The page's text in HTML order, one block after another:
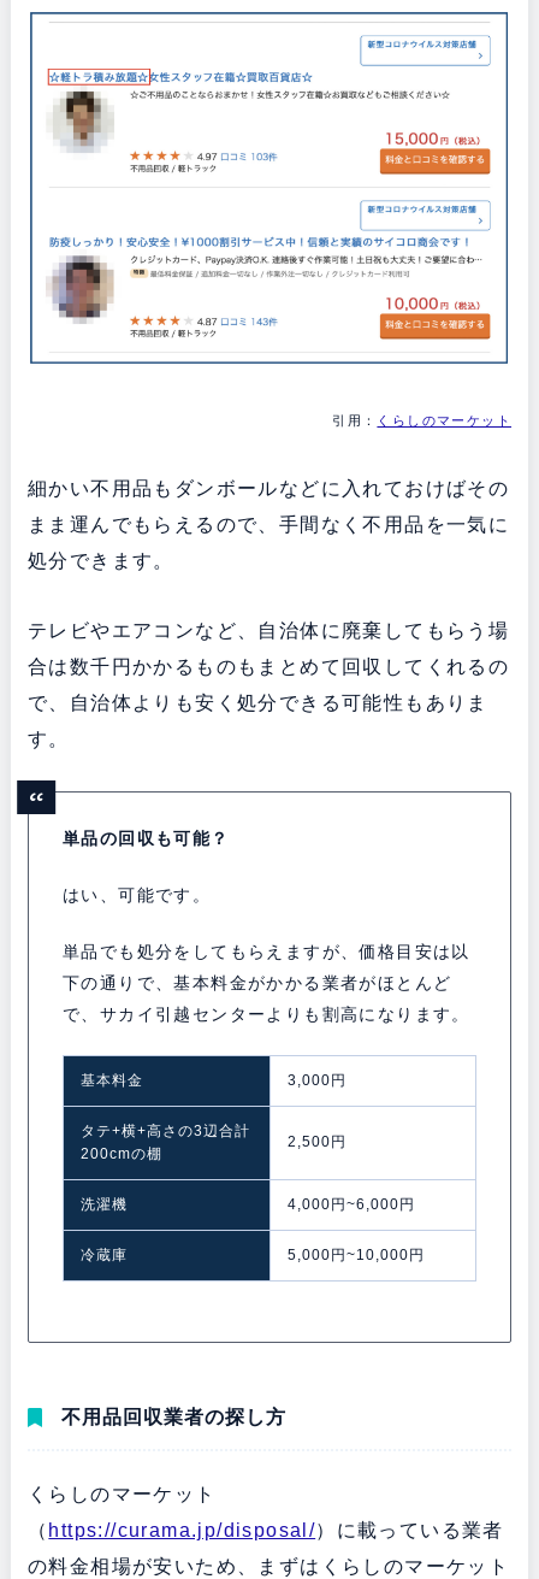
引用： くらしのマーケット
細かい不用品もダンボールなどに入れておけばその
まま運んでもらえるので、手間なく不用品を一気に
処分できます。
テレビやエアコンなど、自治体に廃棄してもらう場
合は数千円かかるものもまとめて回収してくれるの
で、自治体よりも安く処分できる可能性もありま
す。
単品の回収も可能？
はい、可能です。
単品でも処分をしてもらえますが、価格目安は以
下の通りで、基本料金がかかる業者がほとんど
で、サカイ引越センターよりも割高になります。
基本料金 3,000円
タテ+横+高さの3辺合計
200cmの棚
2,500円
洗濯機 4,000円~6,000円
冷蔵庫 5,000円~10,000円
不用品回収業者の探し方
くらしのマーケット
（ https://curama.jp/disposal/）に載っている業者
の料金相場が安いため、まずはくらしのマーケット